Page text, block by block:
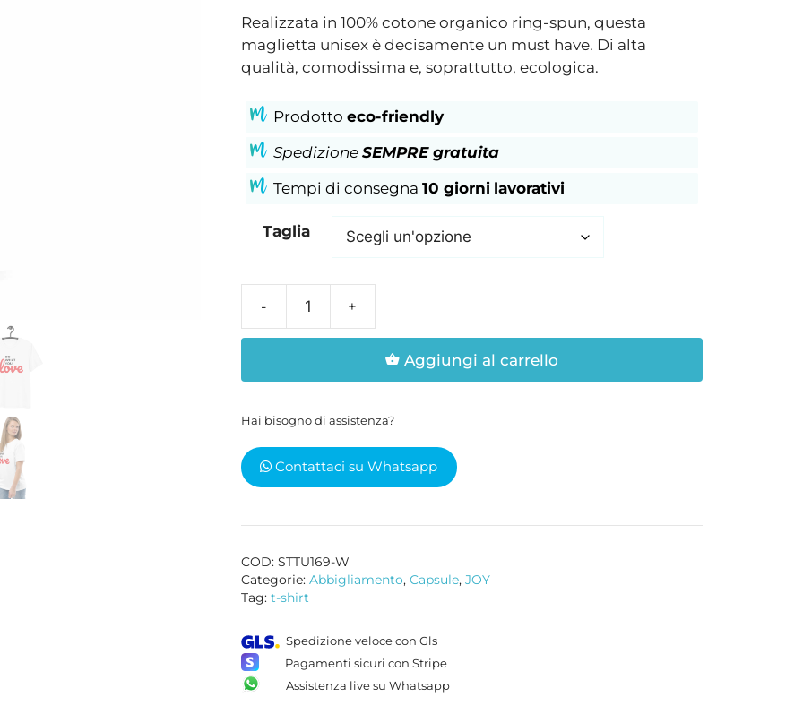
Realizzata in 100% cotone organico ring-spun, questa
maglietta unisex è decisamente un must have. Di alta
qualità, comodissima e, soprattutto, ecologica.
Prodotto eco-friendly
Spedizione SEMPRE gratuita
Tempi di consegna 10 giorni lavorativi
Taglia
Maglietta
bianca
in
organico
DO
WHAT
Aggiungi al carrello
Hai bisogno di assistenza?
Contattaci su Whatsapp
COD: STTU169-W
Categorie: Abbigliamento, Capsule, JOY
Tag: t-shirt
Spedizione veloce con Gls
Pagamenti sicuri con Stripe
Assistenza live su Whatsapp